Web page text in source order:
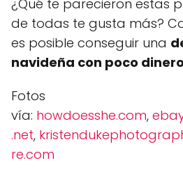
¿Qué te parecieron estas
de todas te gusta más?
es posible conseguir una
navideña con poco dinero
Fotos
vía: howdoesshe.com,
.net,
re.com